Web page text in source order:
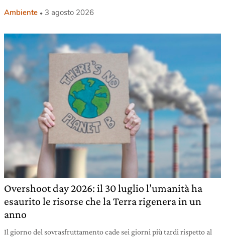
Ambiente 3 agosto 2026
Overshoot day 2026: il 30 luglio l’umanità ha
esaurito le risorse che la Terra rigenera in un
anno
Il giorno del sovrasfruttamento cade sei giorni più tardi rispetto al